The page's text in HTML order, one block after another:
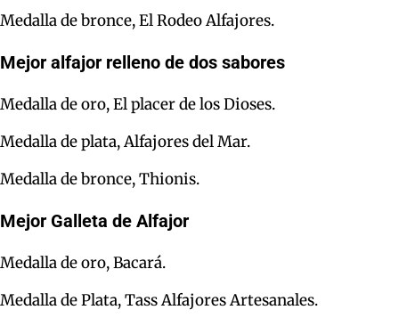
Medalla de bronce, El Rodeo Alfajores.
Mejor alfajor relleno de dos sabores
Medalla de oro, El placer de los Dioses.
Medalla de plata, Alfajores del Mar.
Medalla de bronce, Thionis.
Mejor Galleta de Alfajor
Medalla de oro, Bacará.
Medalla de Plata, Tass Alfajores Artesanales.